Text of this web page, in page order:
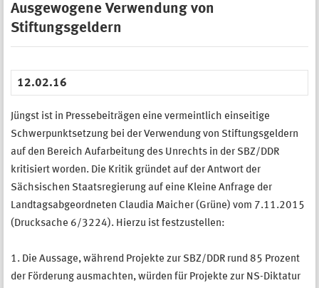
Ausgewogene Verwendung von
Stiftungsgeldern
12.02.16
Jüngst ist in Pressebeiträgen eine vermeintlich einseitige
Schwerpunktsetzung bei der Verwendung von Stiftungsgeldern
auf den Bereich Aufarbeitung des Unrechts in der SBZ/DDR
kritisiert worden. Die Kritik gründet auf der Antwort der
Sächsischen Staatsregierung auf eine Kleine Anfrage der
Landtagsabgeordneten Claudia Maicher (Grüne) vom 7.11.2015
(Drucksache 6/3224). Hierzu ist festzustellen:
1. Die Aussage, während Projekte zur SBZ/DDR rund 85 Prozent
der Förderung ausmachten, würden für Projekte zur NS-Diktatur